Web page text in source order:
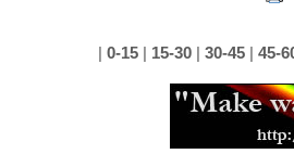
| 0-15 | 15-30 | 30-45 | 45-